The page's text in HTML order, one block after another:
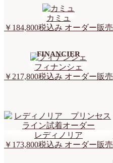
カミュ
￥184,800税込み オーダー販売
フィナンシェ
￥217,800税込み オーダー販売
FINANCIER
レディノリア
￥173,800税込み オーダー販売